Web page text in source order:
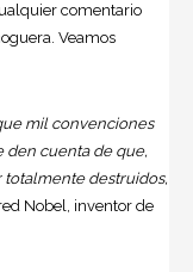
comentario
Veamos
mil convenciones
den cuenta de que,
destruidos,
Nobel, inventor de